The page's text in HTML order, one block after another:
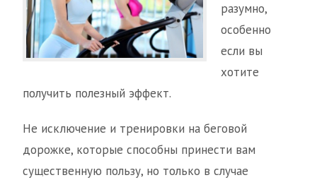
разумно,
особенно
если вы
хотите
получить полезный эффект.
Не исключение и тренировки на беговой
дорожке, которые способны принести вам
существенную пользу, но только в случае